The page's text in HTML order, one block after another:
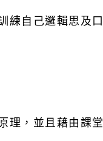
練自己邏輯思及
理，並且藉由課